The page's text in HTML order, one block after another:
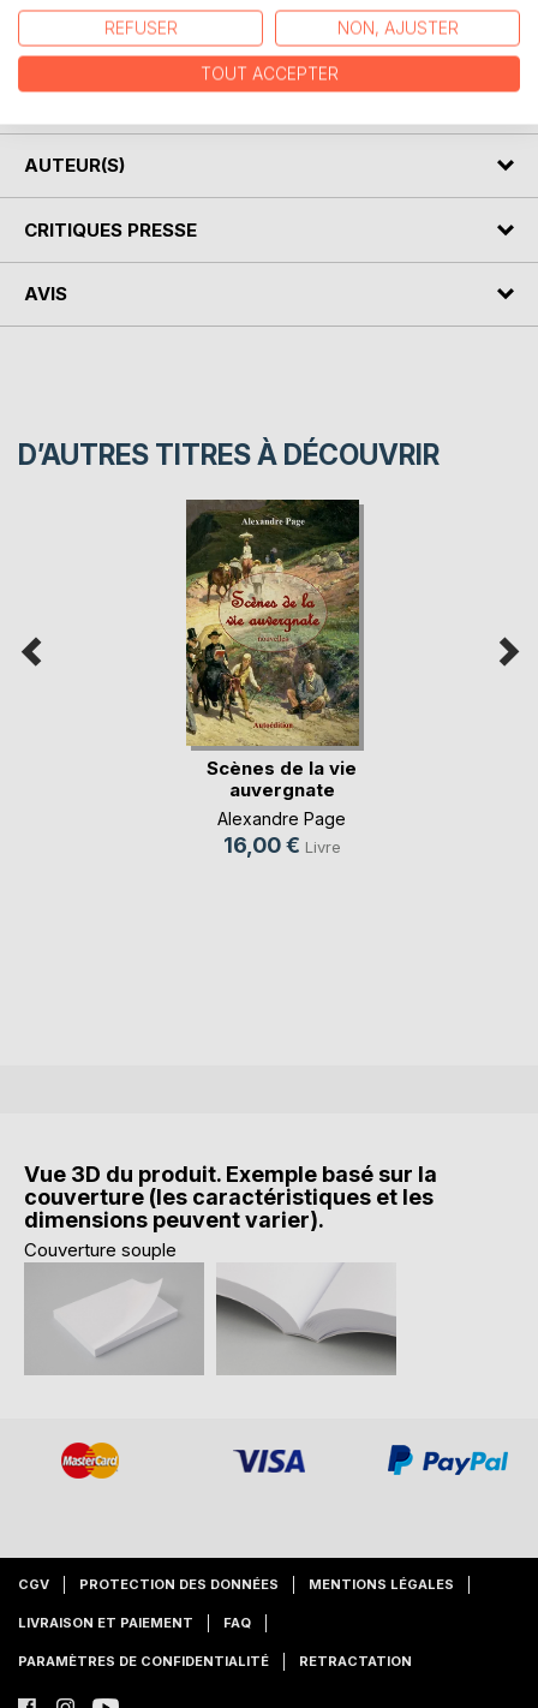
troublée d'un pays au tournant de son destin.
Edition illustrée d'un frontispice et de cinquante
photographies anciennes.
AUTEUR(S)
CRITIQUES PRESSE
AVIS
D’AUTRES TITRES À DÉCOUVRIR
Scènes de la vie
auvergnate
Alexandre Page
16,00 € Livre
Vue 3D du produit. Exemple basé sur la
couverture (les caractéristiques et les
dimensions peuvent varier).
Couverture souple
CGV PROTECTION DES DONNÉES MENTIONS LÉGALES
LIVRAISON ET PAIEMENT FAQ
PARAMÈTRES DE CONFIDENTIALITÉ RETRACTATION
REFUSER NON, AJUSTER
TOUT ACCEPTER